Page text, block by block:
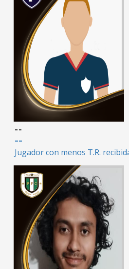
--
--
Jugador con menos T.R.